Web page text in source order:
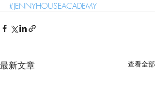
#JENNYHOUSEACADEMY
最新文章 查看全部